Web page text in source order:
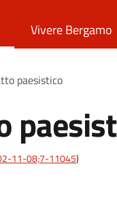
Vivere Bergamo
paesistico
11-08;7-11045)